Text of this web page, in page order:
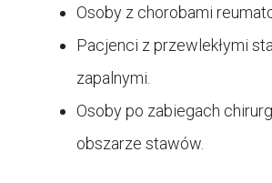
Osoby z chorobami
Pacjenci z przewlekłymi
zapalnymi.
Osoby po zabiegach
obszarze stawów.